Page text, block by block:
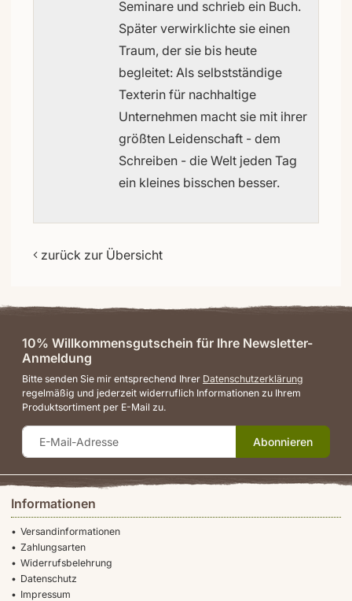
Seminare und schrieb ein Buch.
Später verwirklichte sie einen
Traum, der sie bis heute
begleitet: Als selbstständige
Texterin für nachhaltige
Unternehmen macht sie mit ihrer
größten Leidenschaft - dem
Schreiben - die Welt jeden Tag
ein kleines bisschen besser.
zurück zur Übersicht
Informationen
Versandinformationen
Zahlungsarten
Widerrufsbelehrung
Datenschutz
Impressum
10% Willkommensgutschein für Ihre Newsletter-
Anmeldung
Bitte senden Sie mir entsprechend Ihrer Datenschutzerklärung
regelmäßig und jederzeit widerruflich Informationen zu Ihrem
Produktsortiment per E-Mail zu.
Abonnieren